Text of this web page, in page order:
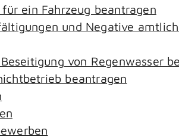
ein Fahrzeug beantragen
und Negative
von Regenwasser
beantragen